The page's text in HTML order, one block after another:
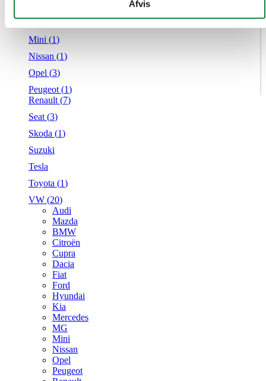
givet dem, eller som de har indsamlet fra din brug af deres
tjenester.
Afvis
Mini (1)
Nissan (1)
Opel (3)
Peugeot (1)
Renault (7)
Seat (3)
Skoda (1)
Suzuki
Tesla
Toyota (1)
VW (20)
Audi
Mazda
BMW
Citroën
Cupra
Dacia
Fiat
Ford
Hyundai
Kia
Mercedes
MG
Mini
Nissan
Opel
Peugeot